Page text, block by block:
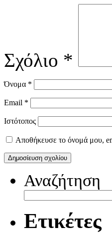
Σχόλιο *
Όνομα *
Email *
Ιστότοπος
Αποθήκευσε το όνομά μου,
Αναζήτηση
Ετικέτες